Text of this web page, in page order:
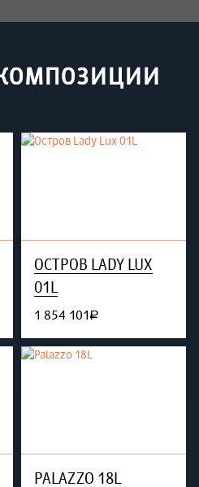
ОСТРОВ LADY LUX
01L
1 854 101руб.
PALAZZO 18L